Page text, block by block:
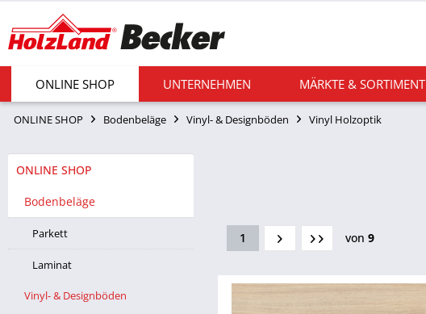
ONLINE SHOP UNTERNEHMEN MÄRKTE & SORTIMENT
ONLINE SHOP Bodenbeläge Vinyl- & Designböden Vinyl Holzoptik
ONLINE SHOP
Bodenbeläge
Parkett
Laminat
Vinyl- & Designböden
1 von 9